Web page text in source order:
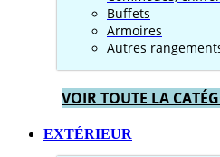
Buffets
Armoires
Autres
VOIR TOUTE LA
EXTÉRIEUR